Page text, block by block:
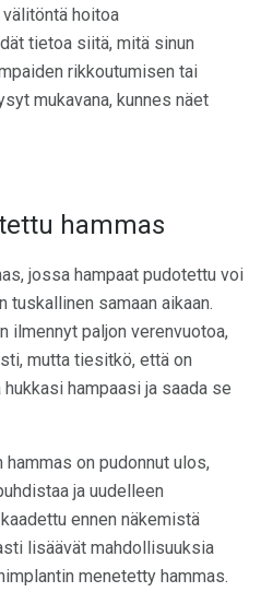
hoitoa
tietoa siitä, mitä sinun
rikkoutumisen tai
mukavana, kunnes näet
hammas
jossa hampaat pudotettu voi
tuskallinen samaan aikaan.
ilmennyt paljon verenvuotoa,
mutta tiesitkö, että on
hampaasi ja saada se
on pudonnut ulos,
ja uudelleen
ennen näkemistä
lisäävät mahdollisuuksia
menetetty hammas.